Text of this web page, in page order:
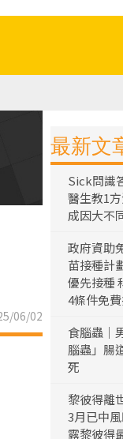
06/02
最新文
Sick問識
醫生教1
成因大不
政府資助
苗接種計
優先接種
4條件免費
食腦蟲｜
腦蟲」腸
死
黎彼得離
3月已中
露黎彼得